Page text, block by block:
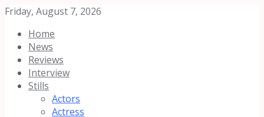
Friday, August 7, 2026
Home
News
Reviews
Interview
Stills
Actors
Actress